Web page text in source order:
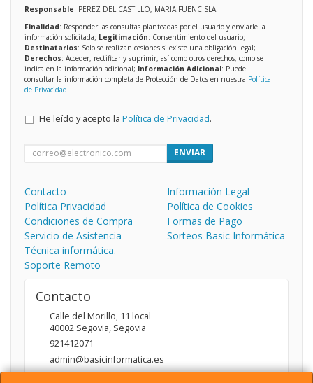
Responsable: PEREZ DEL CASTILLO, MARIA FUENCISLA
Finalidad: Responder las consultas planteadas por el usuario y enviarle la
información solicitada; Legitimación: Consentimiento del usuario;
Destinatarios: Solo se realizan cesiones si existe una obligación legal;
Derechos: Acceder, rectificar y suprimir, así como otros derechos, como se
indica en la información adicional; Información Adicional: Puede
consultar la información completa de Protección de Datos en nuestra Política
de Privacidad
He leído y acepto la Política de Privacidad.
ENVIAR
Contacto
Información Legal
Política Privacidad
Política de Cookies
Condiciones de Compra
Formas de Pago
Servicio de Asistencia
Técnica informática.
Soporte Remoto
Sorteos Basic Informática
Contacto
Calle del Morillo, 11 local
40002 Segovia, Segovia
921412071
admin@basicinformatica.es